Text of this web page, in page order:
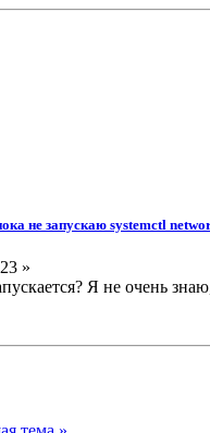
не запускаю systemctl
»
Я не очень